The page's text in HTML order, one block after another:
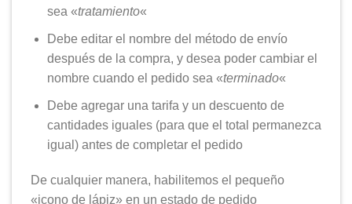
sea «tratamiento«
Debe editar el nombre del método de envío
después de la compra, y desea poder cambiar el
nombre cuando el pedido sea «terminado«
Debe agregar una tarifa y un descuento de
cantidades iguales (para que el total permanezca
igual) antes de completar el pedido
De cualquier manera, habilitemos el pequeño
«icono de lápiz» en un estado de pedido